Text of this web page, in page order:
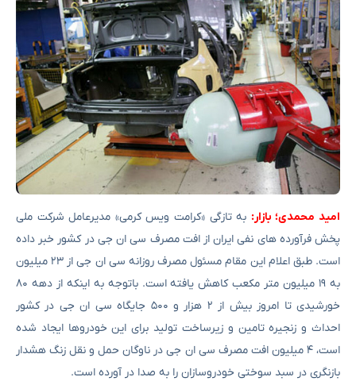
امید محمدی؛ بازار: به تازگی «کرامت ویس کرمی» مدیرعامل شرکت ملی
پخش فرآورده های نفی ایران از افت مصرف سی ان جی در کشور خبر داده
است. طبق اعلام این مقام مسئول مصرف روزانه سی ان جی از ۲۳ میلیون
به ۱۹ میلیون متر مکعب کاهش یافته است. باتوجه به اینکه از دهه ۸۰
خورشیدی تا امروز بیش از ۲ هزار و ۵۰۰ جایگاه سی ان جی در کشور
احداث و زنجیره تامین و زیرساخت تولید برای این خودروها ایجاد شده
است، ۴ میلیون افت مصرف سی ان جی در ناوگان حمل و نقل زنگ هشدار
بازنگری در سبد سوختی خودروسازان را به صدا در آورده است.